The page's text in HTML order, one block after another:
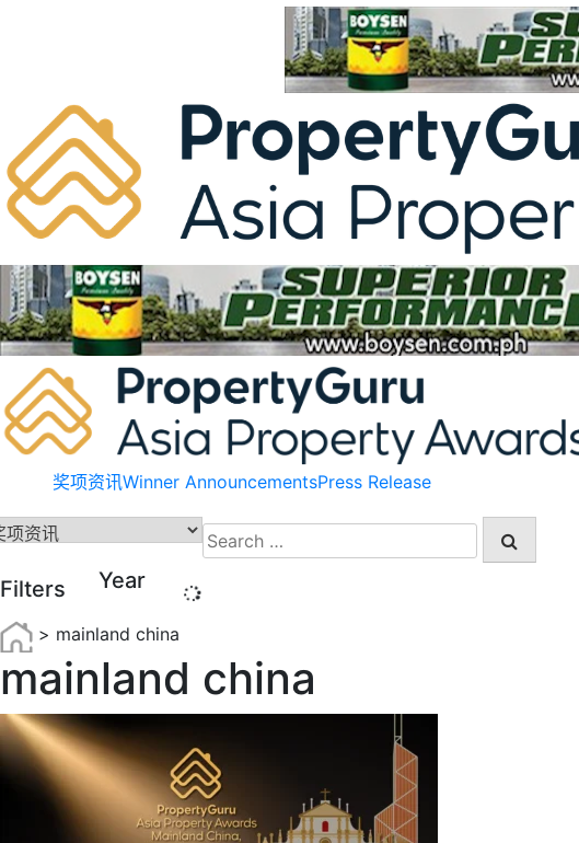
奖项资讯Winner AnnouncementsPress Release
Search
for:
Filters Year
> mainland china
mainland china